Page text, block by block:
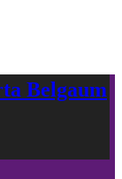
Belgaum